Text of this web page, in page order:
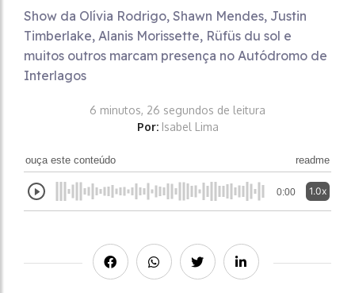
Show da Olívia Rodrigo, Shawn Mendes, Justin
Timberlake, Alanis Morissette, Rüfüs du sol e
muitos outros marcam presença no Autódromo de
Interlagos
6 minutos, 26 segundos de leitura
Por: Isabel Lima
ouça este conteúdo readme
0:00 1.0x